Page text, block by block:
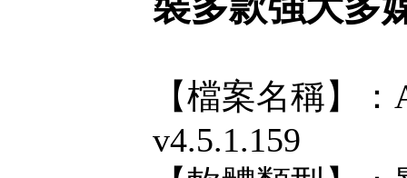
【檔案名稱】：
v4.5.1.159